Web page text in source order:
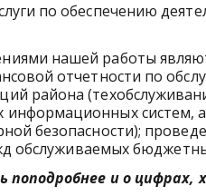
по обеспечению
нашей работы
отчетности по
района
систем,
безопасности);
обслуживаемых
поподробнее и о